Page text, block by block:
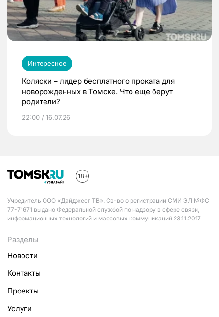
Интересное
Коляски – лидер бесплатного проката для
новорожденных в Томске. Что еще берут
родители?
22:00 / 16.07.26
Учредитель ООО «Дайджест ТВ». Св-во о регистрации СМИ ЭЛ №ФС
77-71671 выдано Федеральной службой по надзору в сфере связи,
информационных технологий и массовых коммуникаций 23.11.2017
Разделы
Новости
Контакты
Проекты
Услуги